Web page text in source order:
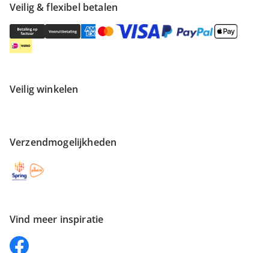
Veilig & flexibel betalen
Veilig winkelen
Verzendmogelijkheden
Vind meer inspiratie